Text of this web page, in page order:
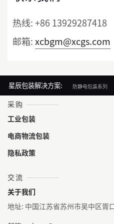
热线:+86 13929287418
邮箱:xcbgm@xcgs.com
星辰包装解决方案: 防静电包装系列
采购
工业包装
电商物流包装
隐私政策
交流
关于我们
地址: 中国江苏省苏州市吴中区胥